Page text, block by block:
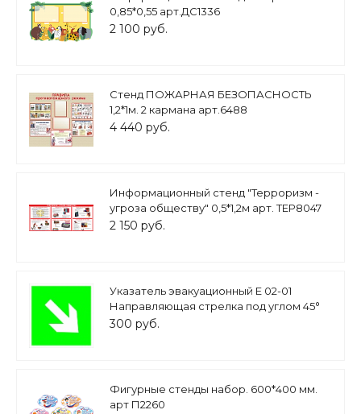
0,85*0,55 арт.ДС1336
2 100 руб.
Стенд ПОЖАРНАЯ БЕЗОПАСНОСТЬ
1,2*1м. 2 кармана арт.6488
4 440 руб.
Информационный стенд "Терроризм -
угроза обществу" 0,5*1,2м арт. ТЕР8047
2 150 руб.
Указатель эвакуационный Е 02-01
Направляющая стрелка под углом 45°
арт. 3117
300 руб.
Фигурные стенды набор. 600*400 мм.
арт П2260